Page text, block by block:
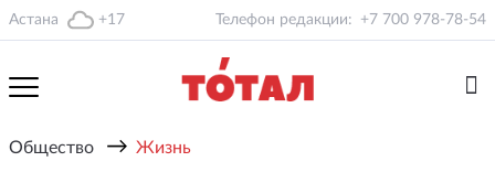
Астана +17 Телефон редакции: +7 700 978-78-54
Общество → Жизнь